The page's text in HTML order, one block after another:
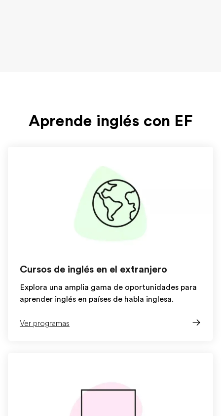
Aprende inglés con EF
Cursos de inglés en el extranjero
Explora una amplia gama de oportunidades para
aprender inglés en países de habla inglesa.
Ver programas